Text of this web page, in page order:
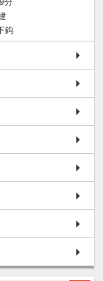
分
鈎